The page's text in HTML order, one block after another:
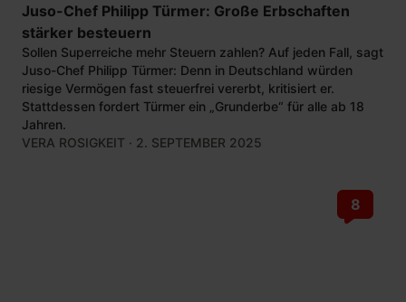
Juso-Chef Philipp Türmer: Große Erbschaften
stärker besteuern
Sollen Superreiche mehr Steuern zahlen? Auf jeden Fall, sagt
Juso-Chef Philipp Türmer: Denn in Deutschland würden
riesige Vermögen fast steuerfrei vererbt, kritisiert er.
Stattdessen fordert Türmer ein „Grunderbe“ für alle ab 18
Jahren.
VERA ROSIGKEIT · 2. SEPTEMBER 2025
8